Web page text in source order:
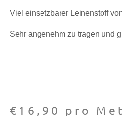
Viel einsetzbarer Leinenstoff
Sehr angenehm zu tragen und
€ 16,90 pro